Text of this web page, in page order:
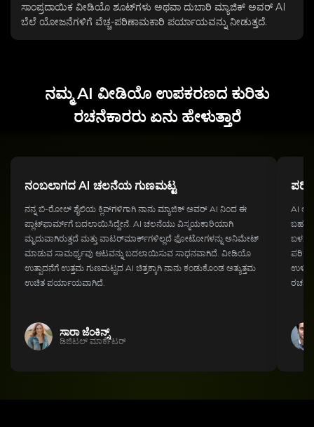
ಸಾಂಪ್ರದಾಯಿಕ ವೀಡಿಯೊ ಶೂಟ್‌ಗಳು ಅಥವಾ ದುಬಾರಿ ಮ್ಯಾಜಿಕ್ ಅವರ್ AI
ಬೆಲೆ ಯೋಜನೆಗಳಿಗೆ ವೆಚ್ಚ-ಪರಿಣಾಮಕಾರಿ ಪರ್ಯಾಯವನ್ನು ನೀಡುತ್ತದೆ.
ನಮ್ಮ AI ವೀಡಿಯೊ ಉಪಕರಣದ ಕುರಿತು
ರಚನೆಕಾರರು ಏನು ಹೇಳುತ್ತಾರೆ
ನಂಬಲಾಗದ AI ಚಲನೆಯ ಗುಣಮಟ್ಟ
ನನ್ನ ಬಿ-ರೋಲ್ ಶೈಲಿಯ ಕ್ಲಿಪ್‌ಗಳಿಗಾಗಿ ನಾನು ಮ್ಯಾಜಿಕ್ ಅವರ್ AI ನಿಂದ ಈ
ಪ್ಲಾಟ್‌ಫಾರ್ಮ್‌ಗೆ ಬದಲಾಯಿಸಿದ್ದೇನೆ. AI ಚಲನೆಯು ವಿಸ್ಮಯಕಾರಿಯಾಗಿ
ಮೃದುವಾಗಿರುತ್ತದೆ ಮತ್ತು ವಾಟರ್‌ಮಾರ್ಕ್‌ಗಳಿಲ್ಲದೆ ಫೋಟೋಗಳನ್ನು ಅನಿಮೇಟ್
ಮಾಡುವ ಸಾಮರ್ಥ್ಯವು ಆಟವನ್ನು ಬದಲಾಯಿಸುವ ಸಾಧನವಾಗಿದೆ. ವೀಡಿಯೊ
ಉತ್ಪಾದನೆಗೆ ಉತ್ತಮ ಗುಣಮಟ್ಟದ AI ಚಿತ್ರಕ್ಕಾಗಿ ನಾನು ಕಂಡುಕೊಂಡ ಅತ್ಯುತ್ತಮ
ಉಚಿತ ಪರ್ಯಾಯವಾಗಿದೆ.
ಸಾರಾ ಜೆಂಕಿನ್ಸ್
ಡಿಜಿಟಲ್ ಮಾರ್ಕೆಟರ್
AI ಲಿಪ್
ಬಹು